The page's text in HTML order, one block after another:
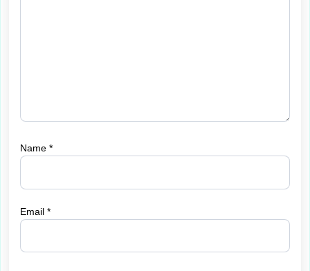
Name *
Email *